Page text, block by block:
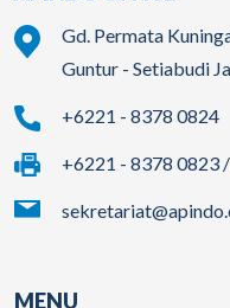
Gd. Permata
Guntur - Setiabudi
+6221 - 8378 0824
+6221 - 8378 0823
MENU